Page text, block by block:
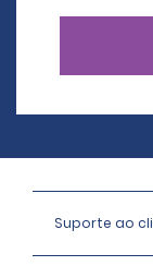
Suporte ao